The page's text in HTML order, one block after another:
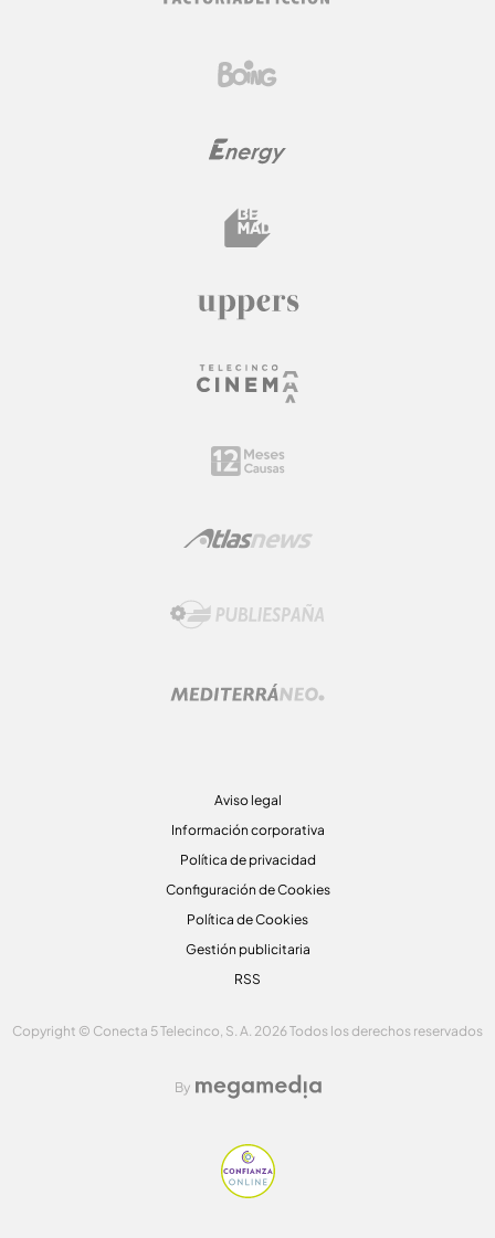
Aviso legal
Información corporativa
Política de privacidad
Configuración de Cookies
Política de Cookies
Gestión publicitaria
RSS
Copyright © Conecta 5 Telecinco, S. A. 2026 Todos los derechos reservados
By